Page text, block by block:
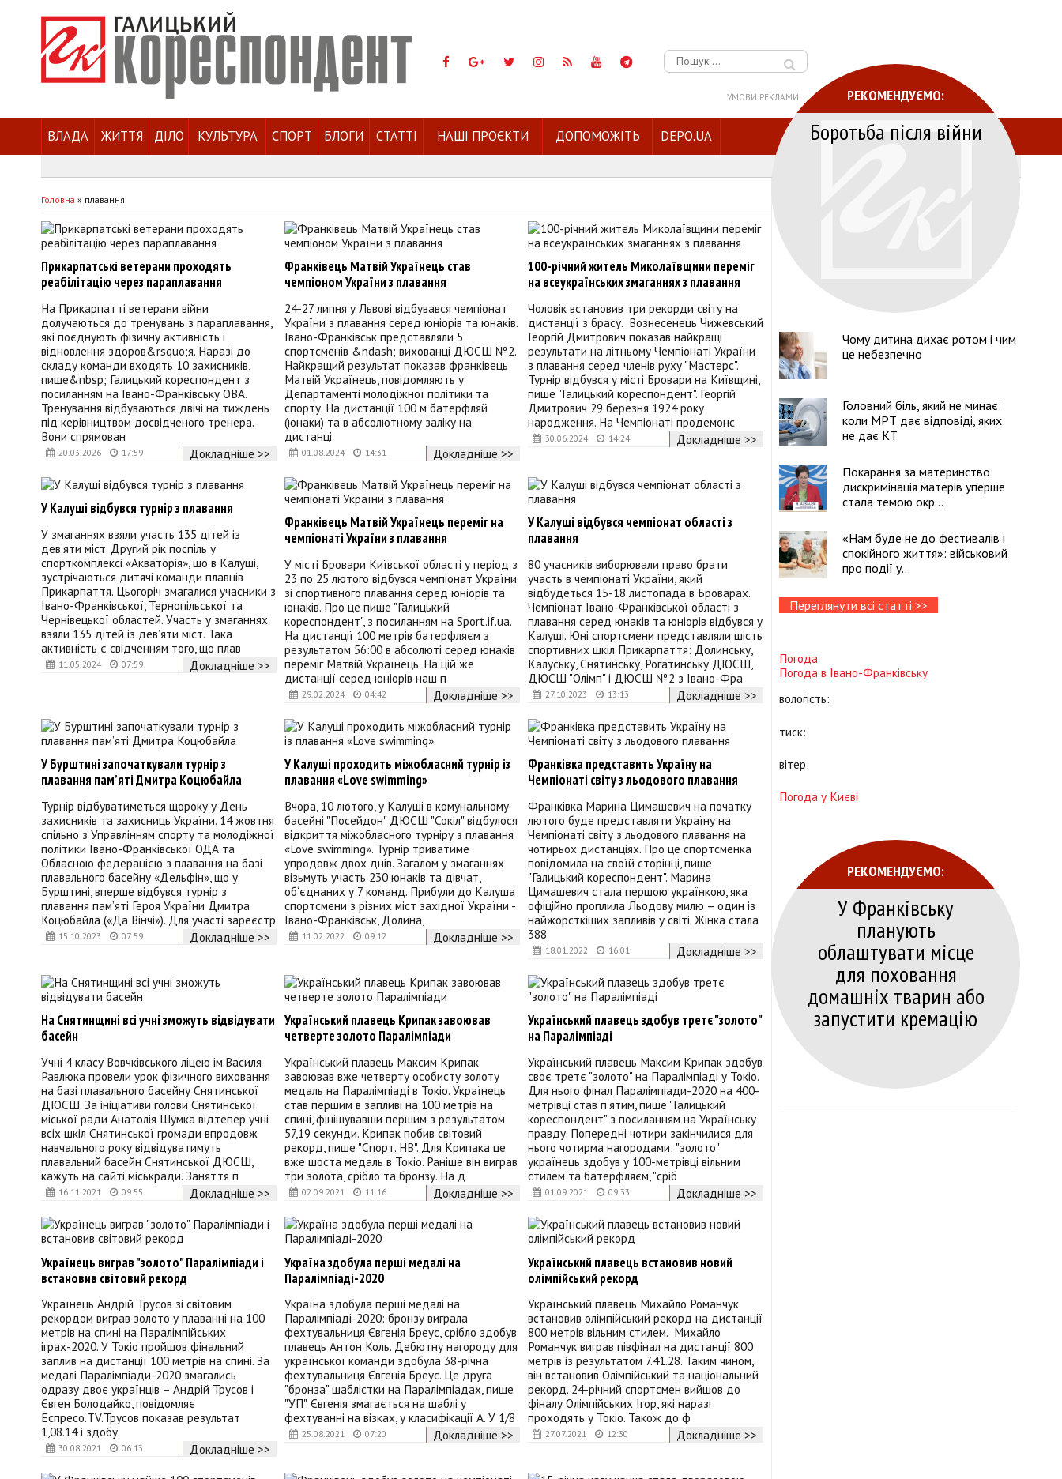
Пошук:
УМОВИ РЕКЛАМИ
ВЛАДА ЖИТТЯ ДІЛО КУЛЬТУРА СПОРТ БЛОГИ СТАТТІ НАШІ ПРОЄКТИ ДОПОМОЖІТЬ DEPO.UA
Головна » плавання
20.03.2026 17:59
Прикарпатські ветерани проходять
реабілітацію через параплавання
На Прикарпатті ветерани війни
долучаються до тренувань з параплавання,
які поєднують фізичну активність і
відновлення здоров&rsquo;я. Наразі до
складу команди входять 10 захисників,
пише&nbsp; Галицький кореспондент з
посиланням на Івано-Франківську ОВА.
Тренування відбуваються двічі на тиждень
під керівництвом досвідченого тренера.
Вони спрямован
Докладніше >>
01.08.2024 14:31
Франківець Матвій Українець став
чемпіоном України з плавання
24-27 липня у Львові відбувався чемпіонат
України з плавання серед юніорів та юнаків.
Івано-Франківськ представляли 5
спортсменів &ndash; вихованці ДЮСШ №2.
Найкращий результат показав франківець
Матвій Українець, повідомляють у
Департаменті молодіжної політики та
спорту. На дистанції 100 м батерфляй
(юнаки) та в абсолютному заліку на
дистанці
Докладніше >>
30.06.2024 14:24
100-річний житель Миколаївщини переміг
на всеукраїнських змаганнях з плавання
Чоловік встановив три рекорди світу на
дистанції з брасу. Вознесенець Чижевський
Георгій Дмитрович показав найкращі
результати на літньому Чемпіонаті України
з плавання серед членів руху "Мастерс".
Турнір відбувся у місті Бровари на Київщині,
пише "Галицький кореспондент". Георгій
Дмитрович 29 березня 1924 року
народження. На Чемпіонаті продемонс
Докладніше >>
11.05.2024 07:59
У Калуші відбувся турнір з плавання
У змаганнях взяли участь 135 дітей із
дев’яти міст. Другий рік поспіль у
спорткомплексі «Акваторія», що в Калуші,
зустрічаються дитячі команди плавців
Прикарпаття. Цьогоріч змагалися учасники з
Івано-Франківської, Тернопільської та
Чернівецької областей. Участь у змаганнях
взяли 135 дітей із дев’яти міст. Така
активність є свідченням того, що плав
Докладніше >>
29.02.2024 04:42
Франківець Матвій Українець переміг на
чемпіонаті України з плавання
У місті Бровари Київської області у період з
23 по 25 лютого відбувся чемпіонат України
зі спортивного плавання серед юніорів та
юнаків. Про це пише "Галицький
кореспондент", з посиланням на Sport.if.ua.
На дистанції 100 метрів батерфляєм з
результатом 56:00 в абсолюті серед юнаків
переміг Матвій Українець. На цій же
дистанції серед юніорів наш п
Докладніше >>
27.10.2023 13:13
У Калуші відбувся чемпіонат області з
плавання
80 учасників виборювали право брати
участь в чемпіонаті України, який
відбудеться 15-18 листопада в Броварах.
Чемпіонат Івано-Франківської області з
плавання серед юнаків та юніорів відбувся у
Калуші. Юні спортсмени представляли шість
спортивних шкіл Прикарпаття: Долинську,
Калуську, Снятинську, Рогатинську ДЮСШ,
ДЮСШ "Олімп" і ДЮСШ №2 з Івано-Фра
Докладніше >>
15.10.2023 07:59
У Бурштині започаткували турнір з
плавання пам’яті Дмитра Коцюбайла
Турнір відбуватиметься щороку у День
захисників та захисниць України. 14 жовтня
спільно з Управлінням спорту та молодіжної
політики Івано-Франківської ОДА та
Обласною федерацією з плавання на базі
плавального басейну «Дельфін», що у
Бурштині, вперше відбувся турнір з
плавання пам’яті Героя України Дмитра
Коцюбайла («Да Вінчі»). Для участі зареєстр
Докладніше >>
11.02.2022 09:12
У Калуші проходить міжобласний турнір із
плавання «Love swimming»
Вчора, 10 лютого, у Калуші в комунальному
басейні "Посейдон" ДЮСШ "Сокіл" відбулося
відкриття міжобласного турніру з плавання
«Love swimming». Турнір триватиме
упродовж двох днів. Загалом у змаганнях
візьмуть участь 230 юнаків та дівчат,
об‘єднаних у 7 команд. Прибули до Калуша
спортсмени з різних міст західної України -
Івано-Франківськ, Долина,
Докладніше >>
18.01.2022 16:01
Франківка представить Україну на
Чемпіонаті світу з льодового плавання
Франківка Марина Цимашевич на початку
лютого буде представляти Україну на
Чемпіонаті світу з льодового плавання на
чотирьох дистанціях. Про це спортсменка
повідомила на своїй сторінці, пише
"Галицький кореспондент". Марина
Цимашевич стала першою українкою, яка
офіційно проплила Льодову милю – один із
найжорсткіших запливів у світі. Жінка стала
388
Докладніше >>
16.11.2021 09:55
На Снятинщині всі учні зможуть відвідувати
басейн
Учні 4 класу Вовчківського ліцею ім.Василя
Равлюка провели урок фізичного виховання
на базі плавального басейну Снятинської
ДЮСШ. За ініціативи голови Снятинської
міської ради Анатолія Шумка відтепер учні
всіх шкіл Снятинської громади впродовж
навчального року відвідуватимуть
плавальний басейн Снятинської ДЮСШ,
кажуть на сайті міськради. Заняття п
Докладніше >>
02.09.2021 11:16
Український плавець Крипак завоював
четверте золото Паралімпіади
Український плавець Максим Крипак
завоював вже четверту особисту золоту
медаль на Паралімпіаді в Токіо. Українець
став першим в запливі на 100 метрів на
спині, фінішувавши першим з результатом
57,19 секунди. Крипак побив світовий
рекорд, пише "Спорт. НВ". Для Крипака це
вже шоста медаль в Токіо. Раніше він виграв
три золота, срібло та бронзу. На д
Докладніше >>
01.09.2021 09:33
Український плавець здобув третє "золото"
на Паралімпіаді
Український плавець Максим Крипак здобув
своє третє "золото" на Паралімпіаді у Токіо.
Для нього фінал Паралімпіади-2020 на 400-
метрівці став п'ятим, пише "Галицький
кореспондент" з посиланням на Українську
правду. Попередні чотири закінчилися для
нього чотирма нагородами: "золото"
українець здобув у 100-метрівці вільним
стилем та батерфляєм, "сріб
Докладніше >>
30.08.2021 06:13
Українець виграв "золото" Паралімпіади і
встановив світовий рекорд
Українець Андрій Трусов зі світовим
рекордом виграв золото у плаванні на 100
метрів на спині на Паралімпійських
іграх-2020. У Токіо пройшов фінальний
заплив на дистанції 100 метрів на спині. За
медалі Паралімпіади-2020 змагались
одразу двоє українців – Андрій Трусов і
Євген Болодайко, повідомляє
Еспресо.TV.Трусов показав результат
1,08.14 і здобу
Докладніше >>
25.08.2021 07:20
Україна здобула перші медалі на
Паралімпіаді-2020
Україна здобула перші медалі на
Паралімпіаді-2020: бронзу виграла
фехтувальниця Євгенія Бреус, срібло здобув
плавець Антон Коль. Дебютну нагороду для
української команди здобула 38-річна
фехтувальниця Євгенія Бреус. Це друга
"бронза" шаблістки на Паралімпіадах, пише
"УП". Євгенія змагається на шаблі у
фехтуванні на візках, у класифікації А. У 1/8
Докладніше >>
27.07.2021 12:30
Український плавець встановив новий
олімпійський рекорд
Український плавець Михайло Романчук
встановив олімпійський рекорд на дистанції
800 метрів вільним стилем. Михайло
Романчук виграв півфінал на дистанції 800
метрів із результатом 7.41.28. Таким чином,
він встановив Олімпійський та національний
рекорд. 24-річний спортсмен вийшов до
фіналу Олімпійських Ігор, які наразі
проходять у Токіо. Також до ф
Докладніше >>
РЕКОМЕНДУЄМО:
Боротьба після війни
Чому дитина дихає ротом і чим
це небезпечно
Головний біль, який не минає:
коли МРТ дає відповіді, яких
не дає КТ
Покарання за материнство:
дискримінація матерів уперше
стала темою окр...
«Нам буде не до фестивалів і
спокійного життя»: військовий
про події у...
Переглянути всі статті >>
Погода
Погода в Івано-Франківську
вологість:
тиск:
вітер:
Погода у Києві
РЕКОМЕНДУЄМО:
У Франківську
планують
облаштувати місце
для поховання
домашніх тварин або
запустити кремацію